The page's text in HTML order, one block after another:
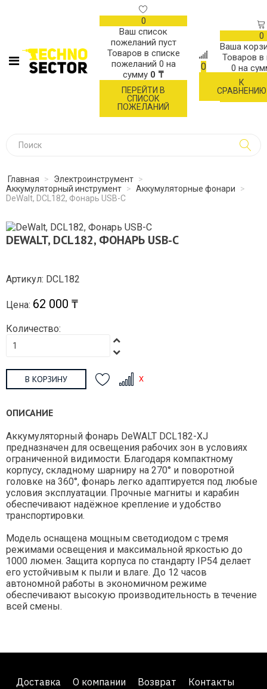
0
Ваш список
пожеланий пуст
Товаров в списке
пожеланий 0 на
сумму 0 ₸
ПЕРЕЙТИ В
СПИСОК
ПОЖЕЛАНИЙ
0
К
СРАВНЕНИЮ
0
Ваша
Товаров в
0 на
Главная > Электроинструмент >
Аккумуляторный инструмент > Аккумуляторные фонари
>
DeWalt, DCL182, Фонарь USB-C
DEWALT, DCL182, ФОНАРЬ USB-C
Артикул: DCL182
Цена: 62 000 ₸
Количество:
В КОРЗИНУ
ОПИСАНИЕ
Аккумуляторный фонарь DeWALT DCL182-XJ
предназначен для освещения рабочих зон в условиях
ограниченной видимости. Благодаря компактному
корпусу, складному шарниру на 270° и поворотной
головке на 360°, фонарь легко адаптируется под любые
условия эксплуатации. Прочные магниты и карабин
обеспечивают надёжное крепление и удобство
транспортировки.
Модель оснащена мощным светодиодом с тремя
режимами освещения и максимальной яркостью до
1000 люмен. Защита корпуса по стандарту IP54 делает
его устойчивым к пыли и влаге. До 12 часов
автономной работы в экономичном режиме
обеспечивают высокую производительность в течение
всей смены.
Доставка О компании Возврат
Контакты